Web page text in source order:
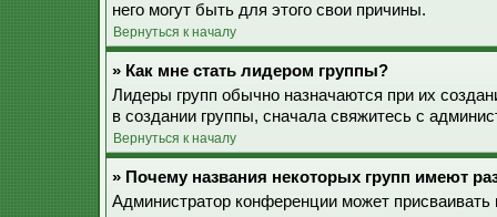
него могут быть для этого свои причины.
Вернуться к началу
» Как мне стать лидером группы?
Лидеры групп обычно назначаются при их
в создании группы, сначала свяжитесь с
Вернуться к началу
» Почему названия некоторых групп имеют
Администратор конференции может